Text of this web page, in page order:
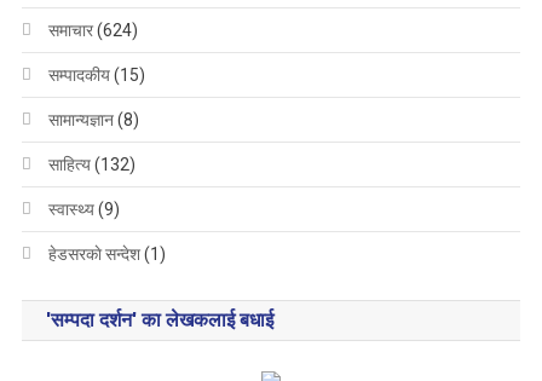
समाचार(624)
सम्पादकीय(15)
सामान्यज्ञान(8)
साहित्य(132)
स्वास्थ्य(9)
हेडसरकाे सन्देश(1)
'सम्पदा दर्शन' का लेखकलाई बधाई